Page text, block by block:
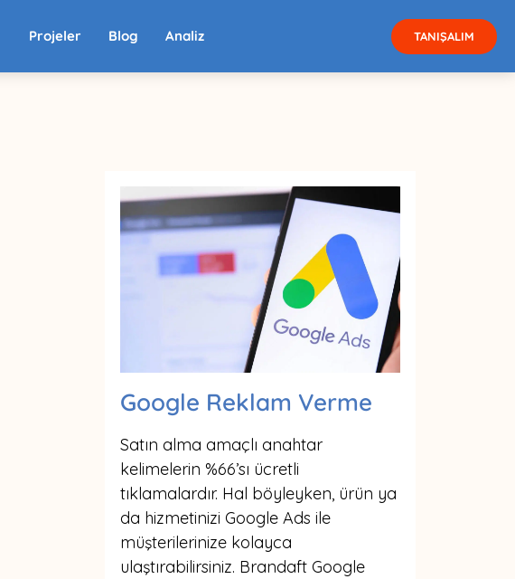
Projeler Blog Analiz TANIŞALIM
Google Reklam Verme
Satın alma amaçlı anahtar
kelimelerin %66’sı ücretli
tıklamalardır. Hal böyleyken, ürün ya
da hizmetinizi Google Ads ile
müşterilerinize kolayca
ulaştırabilirsiniz. Brandaft Google